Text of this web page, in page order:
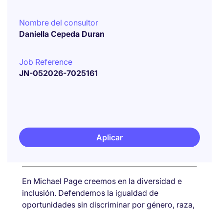
Nombre del consultor
Daniella Cepeda Duran
Job Reference
JN-052026-7025161
Aplicar
En Michael Page creemos en la diversidad e
inclusión. Defendemos la igualdad de
oportunidades sin discriminar por género, raza,